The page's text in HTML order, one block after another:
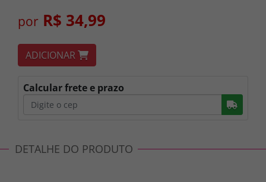
por R$ 34,99
ADICIONAR
Calcular frete e prazo
DETALHE DO PRODUTO